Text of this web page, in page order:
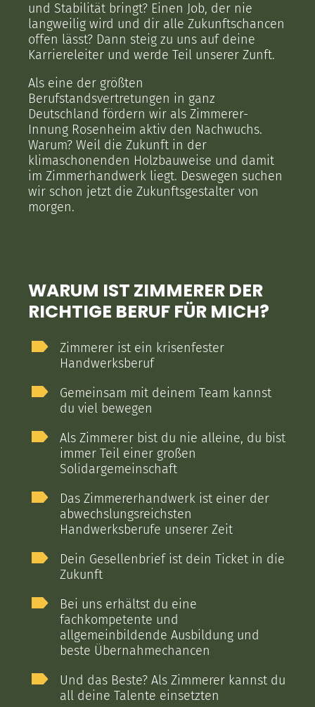
und Stabilität bringt? Einen Job, der nie
langweilig wird und dir alle Zukunftschancen
offen lässt? Dann steig zu uns auf deine
Karriereleiter und werde Teil unserer Zunft.
Als eine der größten
Berufstandsvertretungen in ganz
Deutschland fördern wir als Zimmerer-
Innung Rosenheim aktiv den Nachwuchs.
Warum? Weil die Zukunft in der
klimaschonenden Holzbauweise und damit
im Zimmerhandwerk liegt. Deswegen suchen
wir schon jetzt die Zukunftsgestalter von
morgen.
WARUM IST ZIMMERER DER
RICHTIGE BERUF FÜR MICH?
Zimmerer ist ein krisenfester
Handwerksberuf
Gemeinsam mit deinem Team kannst
du viel bewegen
Als Zimmerer bist du nie alleine, du bist
immer Teil einer großen
Solidargemeinschaft
Das Zimmererhandwerk ist einer der
abwechslungsreichsten
Handwerksberufe unserer Zeit
Dein Gesellenbrief ist dein Ticket in die
Zukunft
Bei uns erhältst du eine
fachkompetente und
allgemeinbildende Ausbildung und
beste Übernahmechancen
Und das Beste? Als Zimmerer kannst du
all deine Talente einsetzten